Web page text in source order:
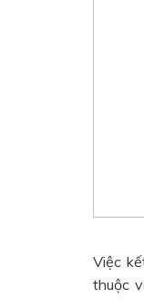
Việc
thuộc